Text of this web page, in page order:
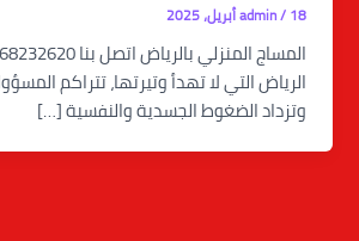
admin/18 أبريل، 2025
الرياض التي لا تهدأ وتيرتها، تتراكم
وتزداد الضغوط الجسدية والنفسية […]